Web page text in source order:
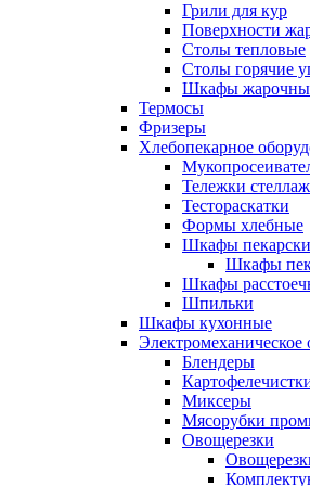
Грили для кур
Поверхности
Столы тепловые
Столы горячие
Шкафы
Термосы
Фризеры
Хлебопекарное
Тележки
Тестораскатки
Формы хлебные
Шкафы
Шкафы
Шкафы
Шпильки
Шкафы кухонные
Электромеханическое
Блендеры
Миксеры
Мясорубки
Овощерезки